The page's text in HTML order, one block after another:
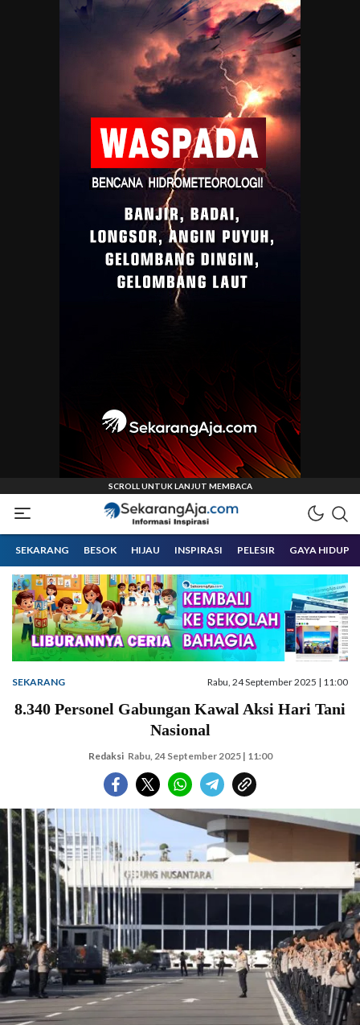
Sekarangaja
Informasi Inspirasi Malang Raya
SEKARANG BESOK HIJAU INSPIRASI PELESIR GAYA HIDUP
SEKARANG Rabu, 24 September 2025 | 11:00
8.340 Personel Gabungan Kawal Aksi Hari Tani
Nasional
Redaksi Rabu, 24 September 2025 | 11:00